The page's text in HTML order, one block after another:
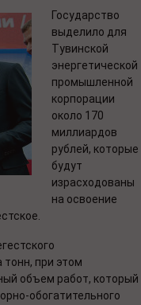
Государство
выделило для
Тувинской
энергетической
промышленной
корпорации
около 170
миллиардов
рублей, которые
будут
израсходованы
на освоение
при этом
объем работ, который
обогатительного